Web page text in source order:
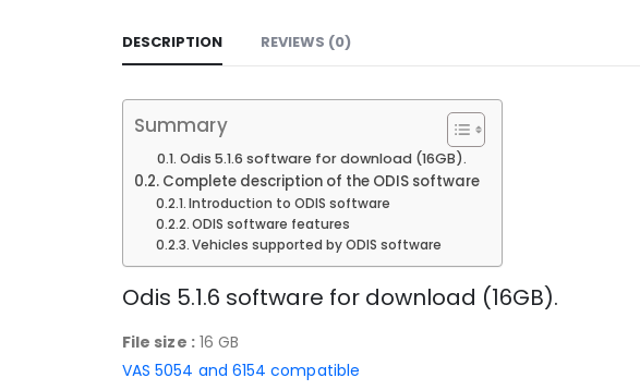
DESCRIPTION REVIEWS (0)
Summary
Odis 5.1.6 software for download (16GB).
Complete description of the ODIS software
Introduction to ODIS software
ODIS software features
Vehicles supported by ODIS software
Odis 5.1.6 software for download (16GB).
File size :16 GB
VAS 5054 and 6154 compatible